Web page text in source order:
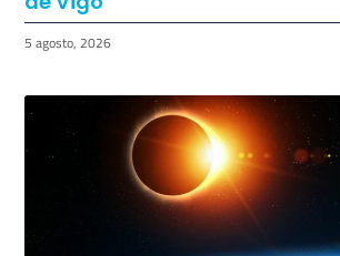
Regresan los Conciertos a los
5 agosto, 2026